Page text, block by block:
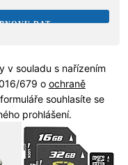
v souladu s nařízením
679 o ochraně
souhlasíte se
prohlášení.